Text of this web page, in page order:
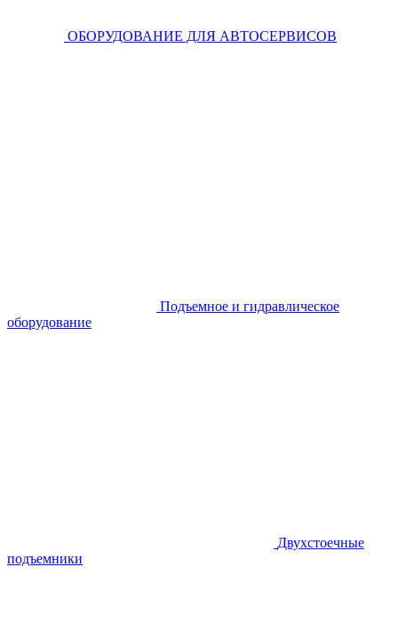
ОБОРУДОВАНИЕ ДЛЯ АВТОСЕРВИСОВ
Подъемное и гидравлическое
оборудование
Двухстоечные
подъемники